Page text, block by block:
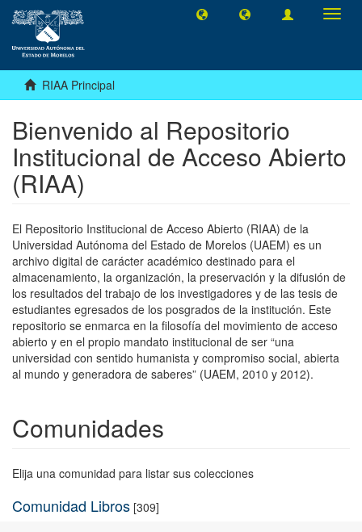
RIAA Principal
Bienvenido al Repositorio
Institucional de Acceso Abierto
(RIAA)
El Repositorio Institucional de Acceso Abierto (RIAA) de la
Universidad Autónoma del Estado de Morelos (UAEM) es un
archivo digital de carácter académico destinado para el
almacenamiento, la organización, la preservación y la difusión de
los resultados del trabajo de los investigadores y de las tesis de
estudiantes egresados de los posgrados de la institución. Este
repositorio se enmarca en la filosofía del movimiento de acceso
abierto y en el propio mandato institucional de ser “una
universidad con sentido humanista y compromiso social, abierta
al mundo y generadora de saberes” (UAEM, 2010 y 2012).
Comunidades
Elija una comunidad para listar sus colecciones
Comunidad Libros [309]